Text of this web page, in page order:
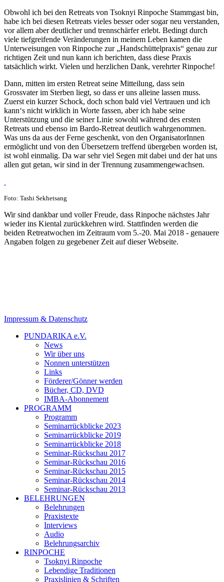
Obwohl ich bei den Retreats von Tsoknyi Rinpoche Stammgast bin,
habe ich bei diesen Retreats vieles besser oder sogar neu verstanden,
vor allem aber deutlicher und trennschärfer erlebt. Bedingt durch
viele tiefgreifende Veränderungen in meinem Leben kamen die
Unterweisungen von Rinpoche zur „Handschüttelpraxis“ genau zur
richtigen Zeit und nun kann ich berichten, dass diese Praxis
tatsächlich wirkt. Vielen und herzlichen Dank, verehrter Rinpoche!
Dann, mitten im ersten Retreat seine Mitteilung, dass sein
Grossvater im Sterben liegt, so dass er uns alleine lassen muss.
Zuerst ein kurzer Schock, doch schon bald viel Vertrauen und ich
kann‘s nicht wirklich in Worte fassen, aber ich habe seine
Unterstützung und die seiner Linie sowohl während des ersten
Retreats und ebenso im Bardo-Retreat deutlich wahrgenommen.
Was uns da aus der Ferne geschenkt, von den OrganisatorInnen
ermöglicht und von den Übersetzern treffend übergeben worden ist,
ist wohl einmalig. Da war sehr viel Segen mit dabei und der hat uns
allen gut getan, wir sind in der Trennung zusammengewachsen.
Foto: Tashi Sekhetsang
Wir sind dankbar und voller Freude, dass Rinpoche nächstes Jahr
wieder ins Kiental zurückkehren wird. Stattfinden werden die
beiden Retreatwochen im Zeitraum vom 5.-20. Mai 2018 - genauere
Angaben folgen zu gegebener Zeit auf dieser Webseite.
Impressum & Datenschutz
PUNDARIKA e.V.
News
Wir über uns
Nonnen unterstützen
Links
Förderer/Gönner werden
Bücher, CD, DVD
IMBA-Abonnement
PROGRAMM
Programm
Seminarrückblicke 2023
Seminarrückblicke 2019
Seminarrückblicke 2018
Seminar-Rückschau 2017
Seminar-Rückschau 2016
Seminar-Rückschau 2015
Seminar-Rückschau 2014
Seminar-Rückschau 2013
BELEHRUNGEN
Belehrungen
Praxistexte
Interviews
Audio
Belehrungsarchiv
RINPOCHE
Tsoknyi Rinpoche
Lebendige Traditionen
Praxislinien & Schriften